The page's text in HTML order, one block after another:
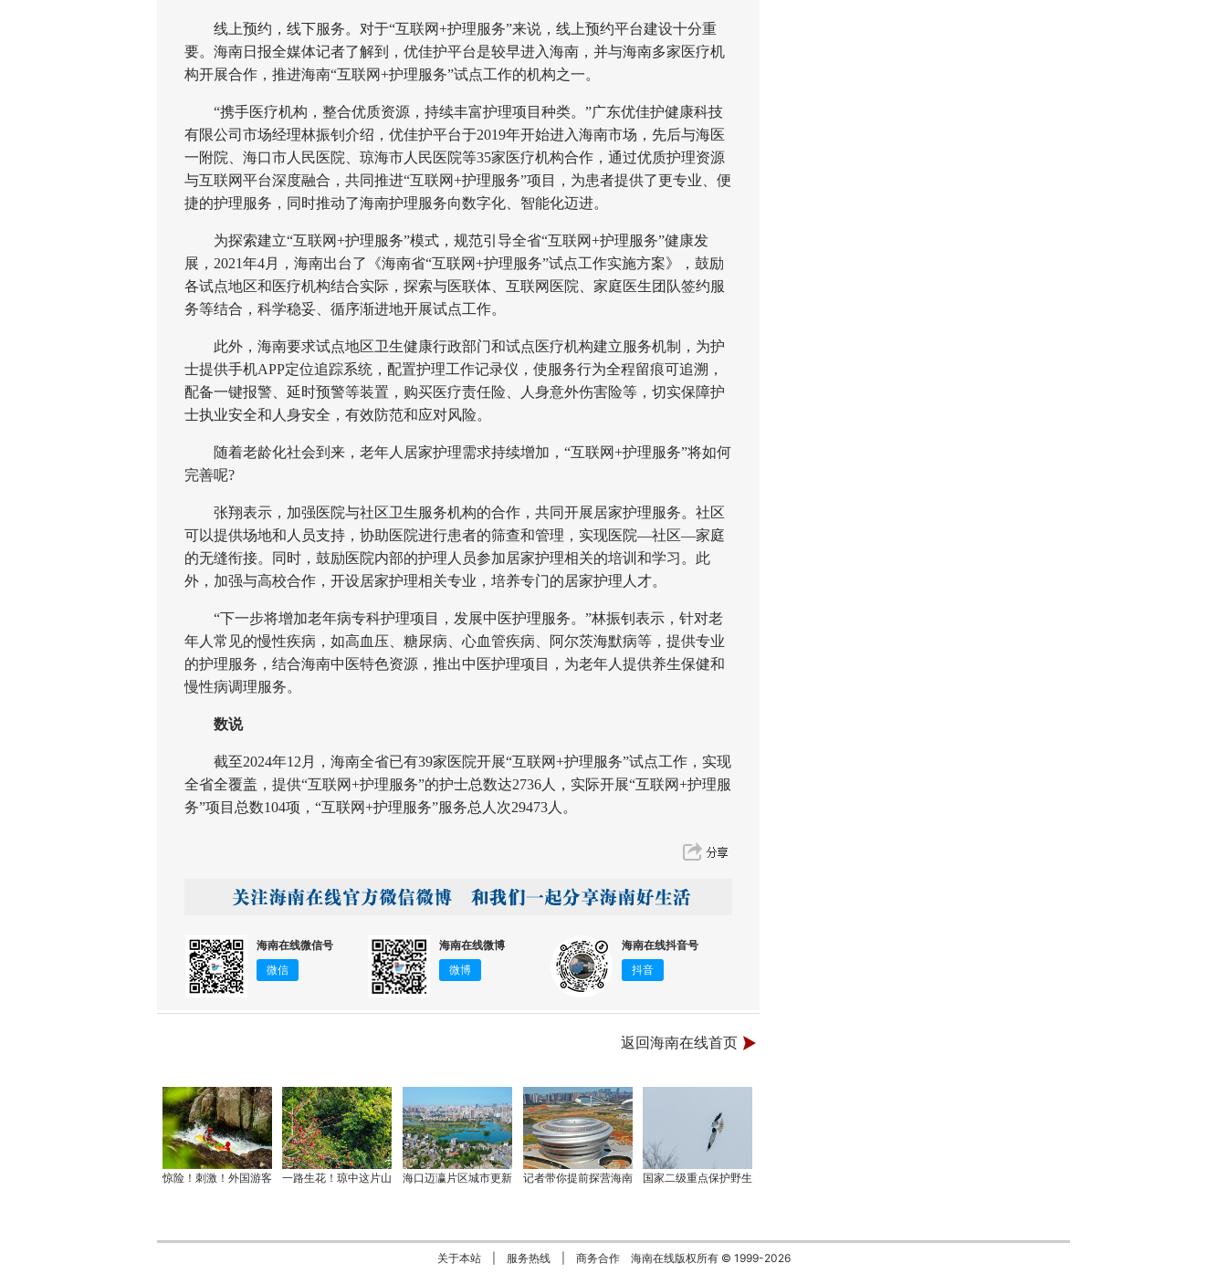
线上预约，线下服务。对于“互联网+护理服务”来说，线上预约平台建设十分重
要。海南日报全媒体记者了解到，优佳护平台是较早进入海南，并与海南多家医疗机
构开展合作，推进海南“互联网+护理服务”试点工作的机构之一。
“携手医疗机构，整合优质资源，持续丰富护理项目种类。”广东优佳护健康科技
有限公司市场经理林振钊介绍，优佳护平台于2019年开始进入海南市场，先后与海医
一附院、海口市人民医院、琼海市人民医院等35家医疗机构合作，通过优质护理资源
与互联网平台深度融合，共同推进“互联网+护理服务”项目，为患者提供了更专业、便
捷的护理服务，同时推动了海南护理服务向数字化、智能化迈进。
为探索建立“互联网+护理服务”模式，规范引导全省“互联网+护理服务”健康发
展，2021年4月，海南出台了《海南省“互联网+护理服务”试点工作实施方案》，鼓励
各试点地区和医疗机构结合实际，探索与医联体、互联网医院、家庭医生团队签约服
务等结合，科学稳妥、循序渐进地开展试点工作。
此外，海南要求试点地区卫生健康行政部门和试点医疗机构建立服务机制，为护
士提供手机APP定位追踪系统，配置护理工作记录仪，使服务行为全程留痕可追溯，
配备一键报警、延时预警等装置，购买医疗责任险、人身意外伤害险等，切实保障护
士执业安全和人身安全，有效防范和应对风险。
随着老龄化社会到来，老年人居家护理需求持续增加，“互联网+护理服务”将如何
完善呢?
张翔表示，加强医院与社区卫生服务机构的合作，共同开展居家护理服务。社区
可以提供场地和人员支持，协助医院进行患者的筛查和管理，实现医院—社区—家庭
的无缝衔接。同时，鼓励医院内部的护理人员参加居家护理相关的培训和学习。此
外，加强与高校合作，开设居家护理相关专业，培养专门的居家护理人才。
“下一步将增加老年病专科护理项目，发展中医护理服务。”林振钊表示，针对老
年人常见的慢性疾病，如高血压、糖尿病、心血管疾病、阿尔茨海默病等，提供专业
的护理服务，结合海南中医特色资源，推出中医护理项目，为老年人提供养生保健和
慢性病调理服务。
数说
截至2024年12月，海南全省已有39家医院开展“互联网+护理服务”试点工作，实现
全省全覆盖，提供“互联网+护理服务”的护士总数达2736人，实际开展“互联网+护理服
务”项目总数104项，“互联网+护理服务”服务总人次29473人。
海南在线微信号
微信
海南在线微博
微博
海南在线抖音号
抖音
返回海南在线首页
惊险！刺激！外国游客 一路生花！琼中这片山 海口迈瀛片区城市更新 记者带你提前探营海南 国家二级重点保护野生
关于本站| 服务热线| 商务合作 海南在线版权所有 © 1999-2026